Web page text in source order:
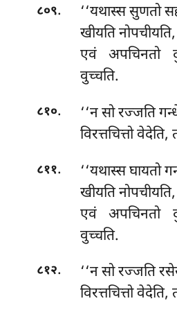
८०९.
‘‘यथास्स सुणतो
खीयति
एवं अपचिनतो
वुच्चति.
८१०.
‘‘न सो रज्जति
विरत्तचित्तो
८११. ‘‘यथास्सघायतो
खीयति
एवं अपचिनतो
वुच्चति.
८१२. ‘‘नसो रज्जति
विरत्तचित्तो